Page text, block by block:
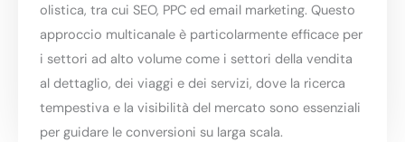
olistica, tra cui SEO, PPC ed email marketing. Questo
approccio multicanale è particolarmente efficace per
i settori ad alto volume come i settori della vendita
al dettaglio, dei viaggi e dei servizi, dove la ricerca
tempestiva e la visibilità del mercato sono essenziali
per guidare le conversioni su larga scala.